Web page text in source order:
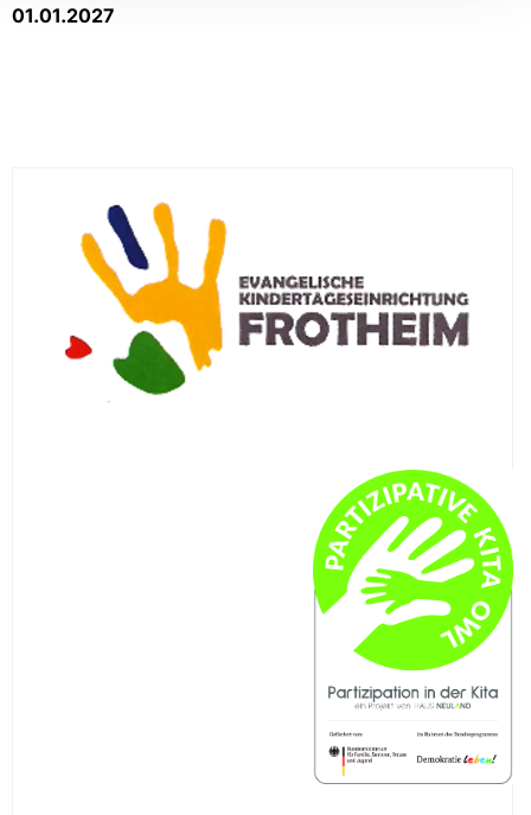
01.01.2027